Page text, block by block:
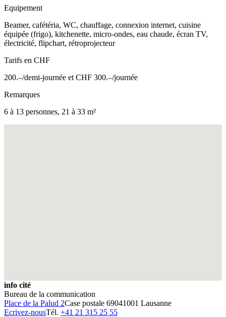
Equipement
Beamer, cafétéria, WC, chauffage, connexion internet, cuisine
équipée (frigo), kitchenette, micro-ondes, eau chaude, écran TV,
électricité, flipchart, rétroprojecteur
Tarifs en CHF
200.–/demi-journée et CHF 300.–/journée
Remarques
6 à 13 personnes, 21 à 33 m²
info cité
Bureau de la communication
Place de la Palud 2Case postale 69041001 Lausanne
Ecrivez-nousTél. +41 21 315 25 55